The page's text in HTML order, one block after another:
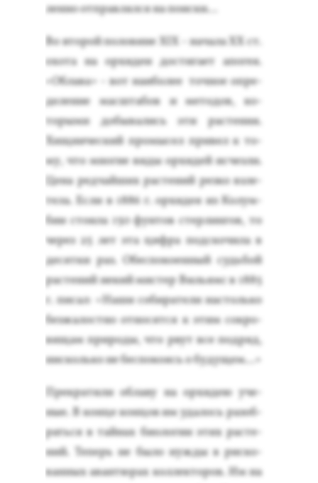
ленно от­прав­лялся на по­ис­ки…
Во вто­рой по­лови­не XІX - на­чала XX ст.
охо­та на ор­хи­деи дос­ти­га­ет апо­гея.
«Об­ла­ва» - вот на­ибо­лее точ­ное оп­ре­
деле­ние мас­шта­бов и ме­тодов, ко­
торы­ми до­быва­лись эти рас­те­ния.
Хищ­ни­чес­кий про­мысел при­вел к то­
му, что мно­гие ви­ды ор­хи­дей ис­чезли.
Це­на ред­чай­ших рас­те­ний рез­ко взле­
тела. Ес­ли в 1886 г. ор­хи­дея из Ко­лум­
бии сто­ила 150 фун­тов стер­лингов, то
че­рез 25 лет эта циф­ра под­ско­чила в
де­сят­ки раз. Обес­по­ко­ен­ный судь­бой
рас­те­ний не­кий мис­тер Виль­ямс в 1885
г. пи­сал: «На­ши со­бира­тели нас­толь­ко
без­жа­лос­тно от­но­сят­ся к этим сок­ро­
вищам при­роды, что рвут все под­ряд,
нис­коль­ко не бес­по­ко­ясь о бу­дущем...»
Прек­ра­тили об­ла­ву на ор­хи­дею уче­
ные. В кон­це кон­цов им уда­лось ра­зоб­
рать­ся в тай­нах би­оло­гии этих рас­те­
ний. Те­перь не бы­ло нуж­ды в рис­ко­
ван­ных аван­тю­рах кол­лекто­ров. Им на